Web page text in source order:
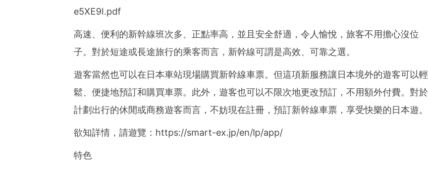
e5XE9I.pdf
高速、便利的新幹線班次多、正點率高，並且安全舒適，令人愉悅，旅客不用擔心沒位
子。對於短途或長途旅行的乘客而言，新幹線可謂是高效、可靠之選。
遊客當然也可以在日本車站現場購買新幹線車票。但這項新服務讓日本境外的遊客可以輕
鬆、便捷地預訂和購買車票。此外，遊客也可以不限次地更改預訂，不用額外付費。對於
計劃出行的休閒或商務遊客而言，不妨現在註冊，預訂新幹線車票，享受快樂的日本遊。
欲知詳情，請遊覽：https://smart-ex.jp/en/lp/app/
特色